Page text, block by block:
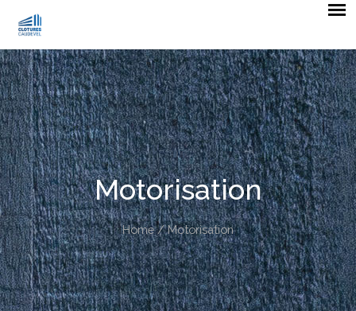
Motorisation
Home/ Motorisation